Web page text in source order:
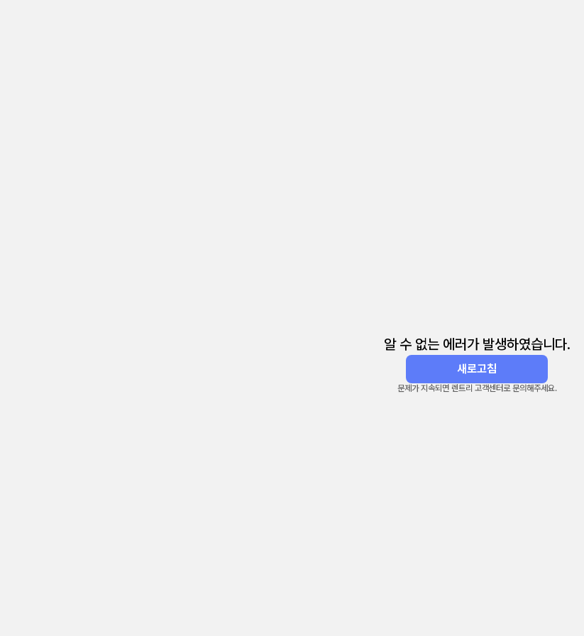
알 수 없는 에러가 발생하였습니다.
새로고침
문제가 지속되면 렌트리 고객센터로 문의해주세요.